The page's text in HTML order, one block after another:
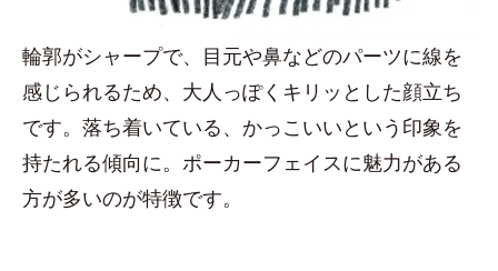
輪郭がシャープで、目元や鼻などのパーツに線を
感じられるため、大人っぽくキリッとした顔立ち
です。落ち着いている、かっこいいという印象を
持たれる傾向に。ポーカーフェイスに魅力がある
方が多いのが特徴です。